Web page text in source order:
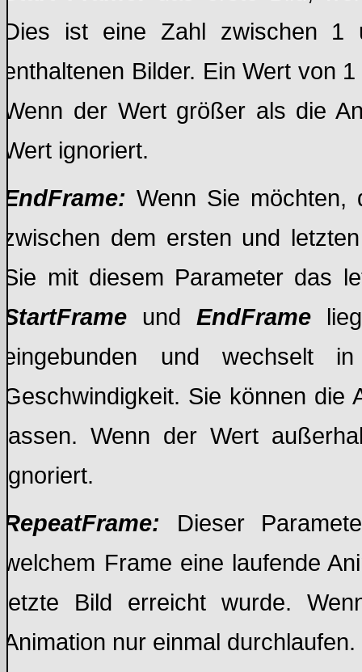
Dies ist eine Zahl zwischen
enthaltenen Bilder. Ein Wert von
Wenn der Wert größer als die
Wert ignoriert.
EndFrame: Wenn Sie möchten,
zwischen dem ersten und
Sie mit diesem Parameter das
StartFrame undEndFrame
eingebunden und
Geschwindigkeit. Sie können
lassen. Wenn der Wert
ignoriert.
RepeatFrame: Dieser
welchem Frame eine laufende
letzte Bild erreicht wurde.
Animation nur einmal durchlaufen.